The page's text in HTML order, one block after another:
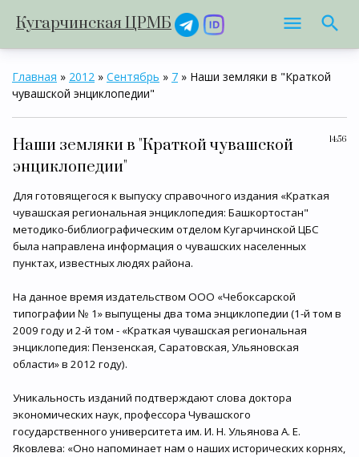
Кугарчинская ЦРМБ
Главная » 2012 » Сентябрь » 7 » Наши земляки в "Краткой
чувашской энциклопедии"
14:56
Наши земляки в "Краткой чувашской
энциклопедии"
Для готовящегося к выпуску справочного издания «Краткая
чувашская региональная энциклопедия: Башкортостан"
методико-библиографическим отделом Кугарчинской ЦБС
была направлена информация о чувашских населенных
пунктах, известных людях района.
На данное время издательством ООО «Чебоксарской
типографии № 1» выпущены два тома энциклопедии (1-й том в
2009 году и 2-й том - «Краткая чувашская региональная
энциклопедия: Пензенская, Саратовская, Ульяновская
области» в 2012 году).
Уникальность изданий подтверждают слова доктора
экономических наук, профессора Чувашского
государственного университета им. И. Н. Ульянова А. Е.
Яковлева: «Оно напоминает нам о наших исторических корнях,